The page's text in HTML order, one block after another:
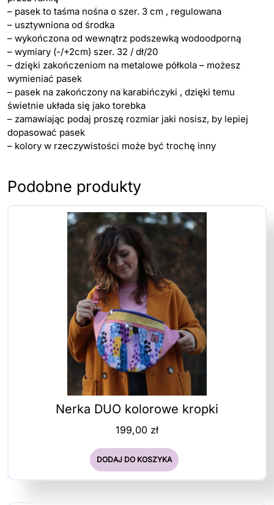
– pasek to taśma nośna o szer. 3 cm , regulowana
– usztywniona od środka
– wykończona od wewnątrz podszewką wodoodporną
– wymiary (-/+2cm) szer. 32 / dł/20
– dzięki zakończeniom na metalowe półkola – możesz
wymieniać pasek
– pasek na zakończony na karabińczyki , dzięki temu
świetnie układa się jako torebka
– zamawiając podaj proszę rozmiar jaki nosisz, by lepiej
dopasować pasek
– kolory w rzeczywistości może być trochę inny
Podobne produkty
Nerka DUO kolorowe kropki
199,00 zł
DODAJ DO KOSZYKA